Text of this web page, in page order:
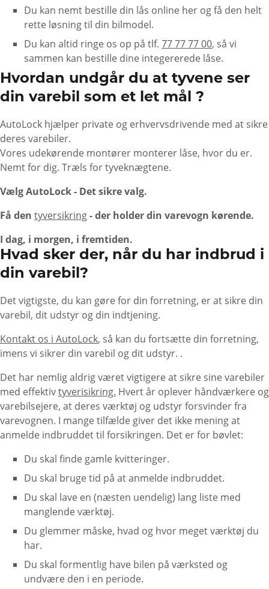
Du kan nemt bestille din lås online her og få den helt
rette løsning til din bilmodel.
Du kan altid ringe os op på tlf. 77 77 77 00, så vi
sammen kan bestille dine integererede låse.
Hvordan undgår du at tyvene ser
din varebil som et let mål ?
AutoLock hjælper private og erhvervsdrivende med at sikre
deres varebiler.
Vores udekørende montører monterer låse, hvor du er.
Nemt for dig. Træls for tyveknægtene.
Vælg AutoLock - Det sikre valg.
Få den tyversikring- der holder din varevogn kørende.
I dag, i morgen, i fremtiden.
Hvad sker der, når du har indbrud i
din varebil?
Det vigtigste, du kan gøre for din forretning, er at sikre din
varebil, dit udstyr og din indtjening.
Kontakt os i AutoLock, så kan du fortsætte din forretning,
imens vi sikrer din varebil og dit udstyr. .
Det har nemlig aldrig været vigtigere at sikre sine varebiler
med effektivtyverisikring. Hvert år oplever håndværkere og
varebilsejere, at deres værktøj og udstyr forsvinder fra
varevognen. I mange tilfælde giver det ikke mening at
anmelde indbruddet til forsikringen. Det er for bøvlet:
Du skal finde gamle kvitteringer.
Du skal bruge tid på at anmelde indbruddet.
Du skal lave en (næsten uendelig) lang liste med
manglende værktøj.
Du glemmer måske, hvad og hvor meget værktøj du
har.
Du skal formentlig have bilen på værksted og
undvære den i en periode.